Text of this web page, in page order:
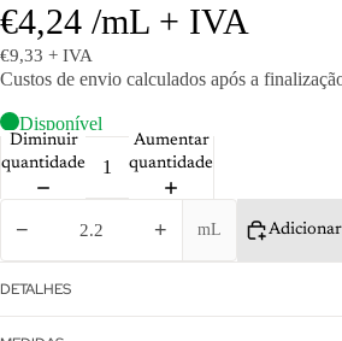
€4,24 /mL + IVA
€9,33 + IVA
Custos de envio calculados após a
Disponível
Diminuir
quantidade
Aumentar
quantidade
− + mL
DETALHES